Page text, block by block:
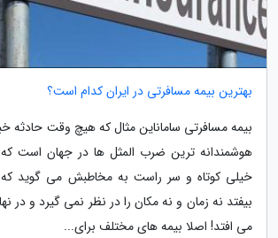
بهترین بیمه مسافرتی در ایران کدام است؟
بیمه مسافرتی ساماناین مثال که هیچ وقت حادثه
هوشمندانه ترین ضرب المثل ها در جهان است
خیلی کوتاه و سر راست به مخاطبش می گوید که
بیفتد نه زمان و نه مکان را در نظر نمی گیرد و در
می افتد! اصلا بیمه های مختلف برای...